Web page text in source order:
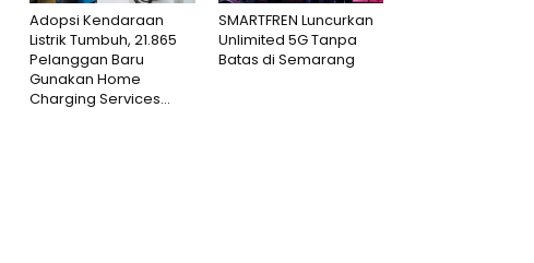
Adopsi Kendaraan
Listrik Tumbuh, 21.865
Pelanggan Baru
Gunakan Home
Charging Services...
SMARTFREN Luncurkan
Unlimited 5G Tanpa
Batas di Semarang